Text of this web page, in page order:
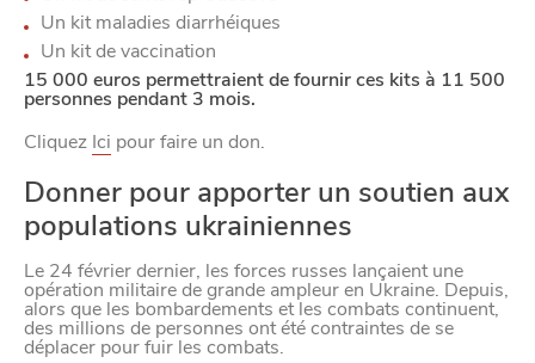
Un kit maladies diarrhéiques
Un kit de vaccination
15 000 euros permettraient de fournir ces kits à 11 500
personnes pendant 3 mois.
Cliquez Ici pour faire un don.
Donner pour apporter un soutien aux
populations ukrainiennes
Le 24 février dernier, les forces russes lançaient une
opération militaire de grande ampleur en Ukraine. Depuis,
alors que les bombardements et les combats continuent,
des millions de personnes ont été contraintes de se
déplacer pour fuir les combats.